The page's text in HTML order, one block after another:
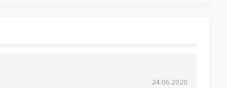
24.06.2020